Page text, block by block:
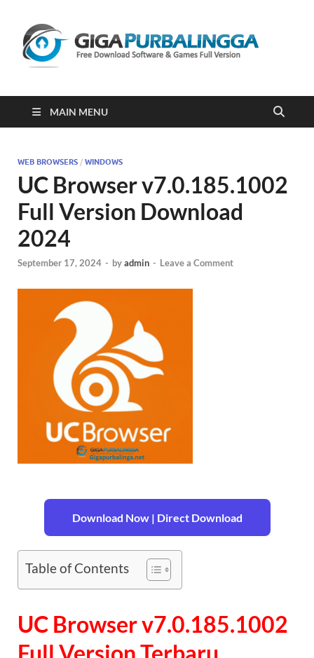
2023
MAIN MENU
WEB BROWSERS / WINDOWS
UC Browser v7.0.185.1002
Full Version Download
2024
September 17, 2024 - byadmin - Leave a Comment
Download Now | Direct Download
Table of Contents
UC Browser v7.0.185.1002